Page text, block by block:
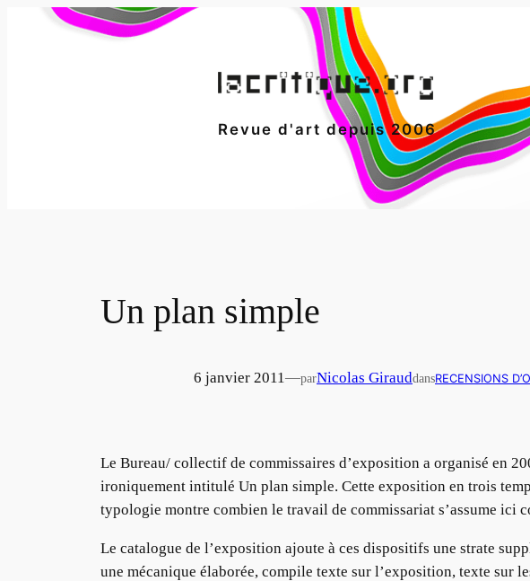
Revue d'art depuis 2006
Un plan simple
6 janvier 2011—parNicolas GirauddansRECENSIONS
Le Bureau/ collectif de commissaires d’exposition a organisé en
ironiquement intitulé Un plan simple. Cette exposition en trois
typologie montre combien le travail de commissariat s’assume
Le catalogue de l’exposition ajoute à ces dispositifs une strate
une mécanique élaborée, compile texte sur l’exposition, texte sur